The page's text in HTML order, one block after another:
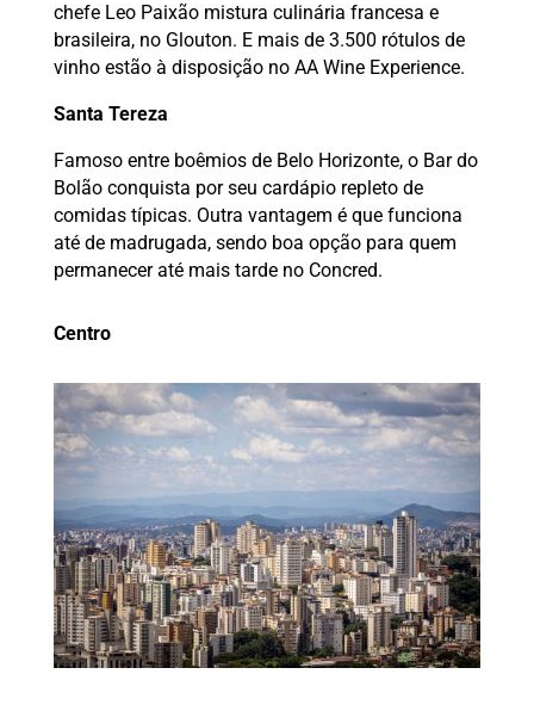
chefe Leo Paixão mistura culinária francesa e
brasileira, no Glouton. E mais de 3.500 rótulos de
vinho estão à disposição no AA Wine Experience.
Santa Tereza
Famoso entre boêmios de Belo Horizonte, o Bar do
Bolão conquista por seu cardápio repleto de
comidas típicas. Outra vantagem é que funciona
até de madrugada, sendo boa opção para quem
permanecer até mais tarde no Concred.
Centro